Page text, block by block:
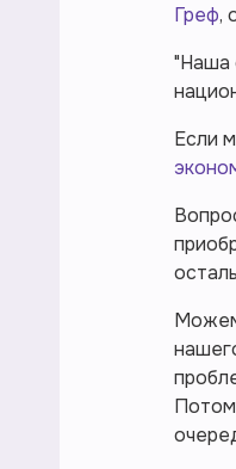
Греф,
"Наша
Если